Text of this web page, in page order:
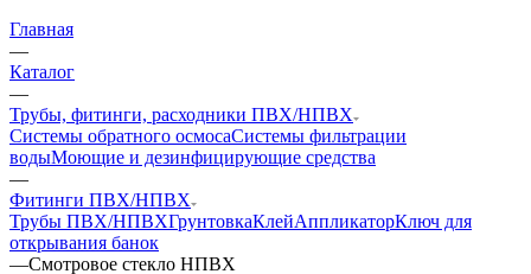
Главная
—
Каталог
—
Трубы, фитинги, расходники ПВХ/НПВХ
Системы обратного осмосаСистемы фильтрации
водыМоющие и дезинфицирующие средства
—
Фитинги ПВХ/НПВХ
Трубы ПВХ/НПВХГрунтовкаКлейАппликаторКлюч для
открывания банок
—Смотровое стекло НПВХ